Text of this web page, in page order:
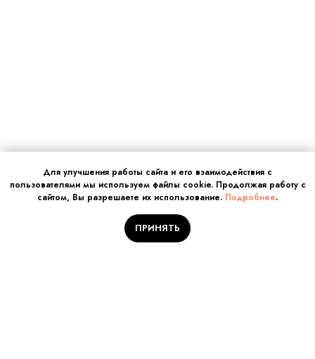
Для улучшения работы сайта и его взаимодействия с
пользователями мы используем файлы cookie. Продолжая работу с
сайтом, Вы разрешаете их использование. Подробнее.
ПРИНЯТЬ